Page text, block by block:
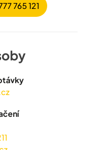
765 121